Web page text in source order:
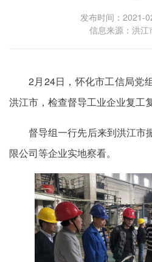
发布时间：2021-
信息来源：洪江
2月24日，怀化市工信局党
洪江市，检查督导工业企业复工
督导组一行先后来到洪江市
限公司等企业实地察看。